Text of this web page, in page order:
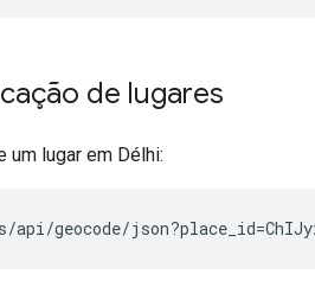
de lugares
um lugar em Délhi:
geocode/